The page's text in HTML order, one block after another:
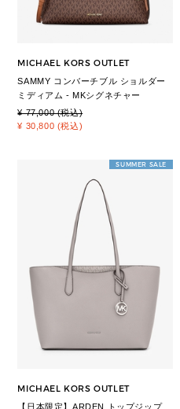
MICHAEL KORS OUTLET
SAMMY コンバーチブル ショルダー
ミディアム - MKシグネチャー
¥ 77,000 (税込)
¥ 30,800 (税込)
SUMMER SALE
MICHAEL KORS OUTLET
【日本限定】ARDEN トップジップ